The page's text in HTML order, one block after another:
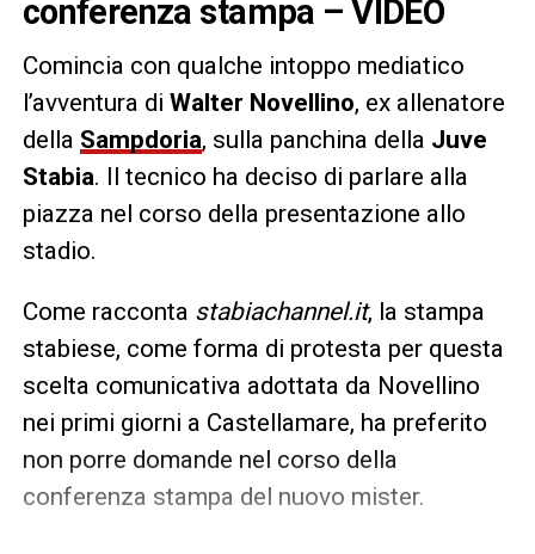
conferenza stampa – VIDEO
Comincia con qualche intoppo mediatico
l’avventura di Walter Novellino, ex allenatore
della Sampdoria, sulla panchina della Juve
Stabia. Il tecnico ha deciso di parlare alla
piazza nel corso della presentazione allo
stadio.
Come racconta stabiachannel.it, la stampa
stabiese, come forma di protesta per questa
scelta comunicativa adottata da Novellino
nei primi giorni a Castellamare, ha preferito
non porre domande nel corso della
conferenza stampa del nuovo mister.